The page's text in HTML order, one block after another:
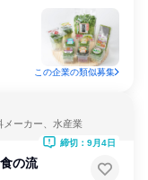
この企業の類似募集
メーカー、水産業
の流
締切：9月4日